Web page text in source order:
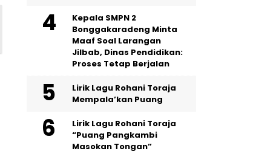
Kepala SMPN 2
Bonggakaradeng Minta
Maaf Soal Larangan
Jilbab, Dinas Pendidikan:
Proses Tetap Berjalan
Lirik Lagu Rohani Toraja
Mempala’kan Puang
Lirik Lagu Rohani Toraja
“Puang Pangkambi
Masokan Tongan”